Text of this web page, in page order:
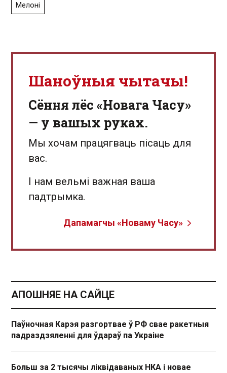
Мелоні
Шаноўныя чытачы!
Сёння лёс «Новага Часу»
— у вашых руках.
Мы хочам працягваць пісаць для
вас.
І нам вельмі важная ваша
падтрымка.
Дапамагчы «Новаму Часу»
АПОШНЯЕ НА САЙЦЕ
Паўночная Карэя разгортвае ў РФ свае ракетныя
падраздзяленні для ўдараў па Украіне
Больш за 2 тысячы ліквідаваных НКА і новае